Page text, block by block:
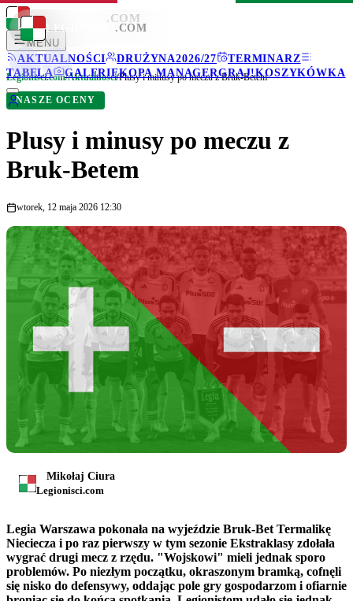
LEGIONISCI .COM
MENU
AKTUALNOŚCI
DRUŻYNA2026/27
TERMINARZ
TABELA
GALERIEKOPA MANAGERGRAJ!KOSZYKÓWKA
LEGIONISCI .COM
Legionisci.com/Aktualności/Plusy i minusy po meczu z Bruk-Betem
NASZE OCENY
Plusy i minusy po meczu z
Bruk-Betem
wtorek, 12 maja 2026 12:30
Mikołaj Ciura
Legionisci.com
Legia Warszawa pokonała na wyjeździe Bruk-Bet Termalikę
Nieciecza i po raz pierwszy w tym sezonie Ekstraklasy zdołała
wygrać drugi mecz z rzędu. "Wojskowi" mieli jednak sporo
problemów. Po niezłym początku, okraszonym bramką, cofnęli
się nisko do defensywy, oddając pole gry gospodarzom i ofiarnie